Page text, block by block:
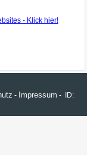
- Impressum - ID: